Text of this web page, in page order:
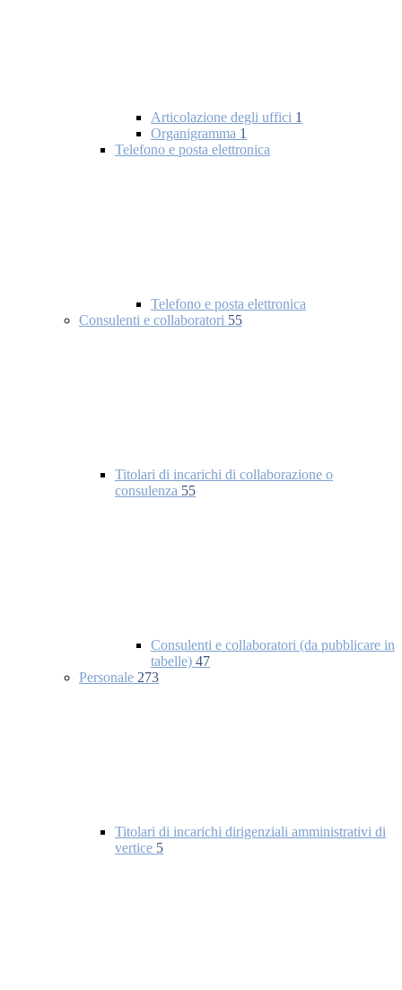
Articolazione degli uffici 1
Organigramma 1
Telefono e posta elettronica
Telefono e posta elettronica
Consulenti e collaboratori 55
Titolari di incarichi di collaborazione o
consulenza 55
Consulenti e collaboratori (da pubblicare in
tabelle) 47
Personale 273
Titolari di incarichi dirigenziali amministrativi di
vertice 5